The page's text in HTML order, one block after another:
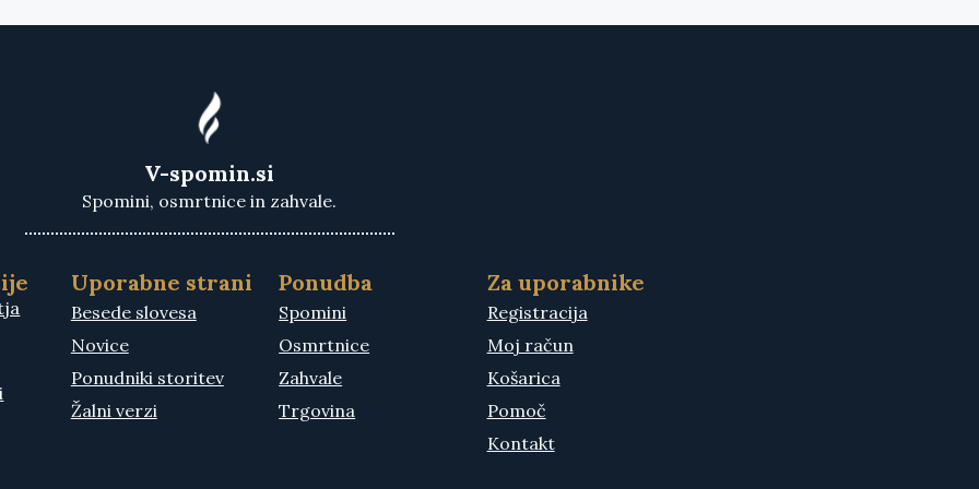
V-spomin.si
Spomini, osmrtnice in zahvale.
Uporabne strani
Besede slovesa
Novice
Ponudniki storitev
Žalni verzi
Ponudba
Spomini
Osmrtnice
Zahvale
Trgovina
Za uporabnike
Registracija
Moj račun
Košarica
Pomoč
Kontakt